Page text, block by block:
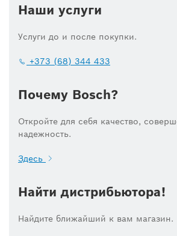
Наши услуги
Услуги до и после покупки.
+373 (68) 344 433
Почему Bosch?
Откройте для себя качество,
надежность.
Здесь
Найти дистрибьютора!
Найдите ближайший к вам магазин.